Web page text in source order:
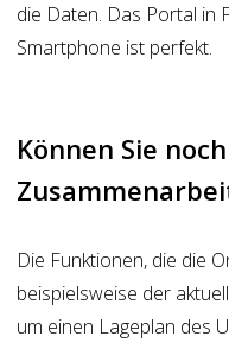
die Daten. Das Portal in
Smartphone ist perfekt.
Können Sie
Die Funktionen, die die
beispielsweise der
um einen Lageplan des